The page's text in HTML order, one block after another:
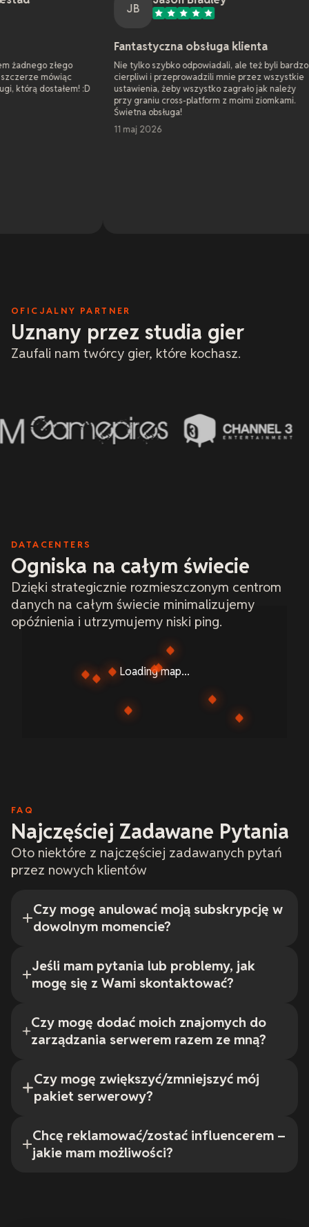
:D
Fantastyczna obsługa klienta
Nie tylko szybko odpowiadali, ale też byli bardzo
cierpliwi i przeprowadzili mnie przez wszystkie
ustawienia, żeby wszystko zagrało jak należy
przy graniu cross-platform z moimi ziomkami.
Jako
czynienia z
serwer gry
OFICJALNY PARTNER
Uznany przez studia gier
Zaufali nam twórcy gier, które kochasz.
DATACENTERS
Ogniska na całym świecie
Dzięki strategicznie rozmieszczonym centrom
danych na całym świecie minimalizujemy
opóźnienia i utrzymujemy niski ping.
Loading map...
FAQ
Najczęściej Zadawane Pytania
Oto niektóre z najczęściej zadawanych pytań
przez nowych klientów
Czy mogę anulować moją subskrypcję w
dowolnym momencie?
Jeśli mam pytania lub problemy, jak
mogę się z Wami skontaktować?
Czy mogę dodać moich znajomych do
zarządzania serwerem razem ze mną?
Czy mogę zwiększyć/zmniejszyć mój
pakiet serwerowy?
Chcę reklamować/zostać influencerem –
jakie mam możliwości?